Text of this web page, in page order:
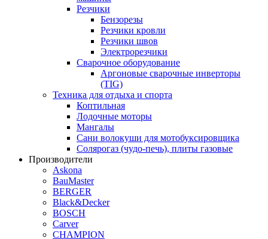
Резчики
Бензорезы
Резчики кровли
Резчики швов
Электрорезчики
Сварочное оборудование
Аргоновые сварочные инверторы
(TIG)
Техника для отдыха и спорта
Коптильная
Лодочные моторы
Мангалы
Сани волокуши для мотобуксировщика
Солярогаз (чудо-печь), плиты газовые
Производители
Askona
BauMaster
BERGER
Black&Decker
BOSCH
Carver
CHAMPION